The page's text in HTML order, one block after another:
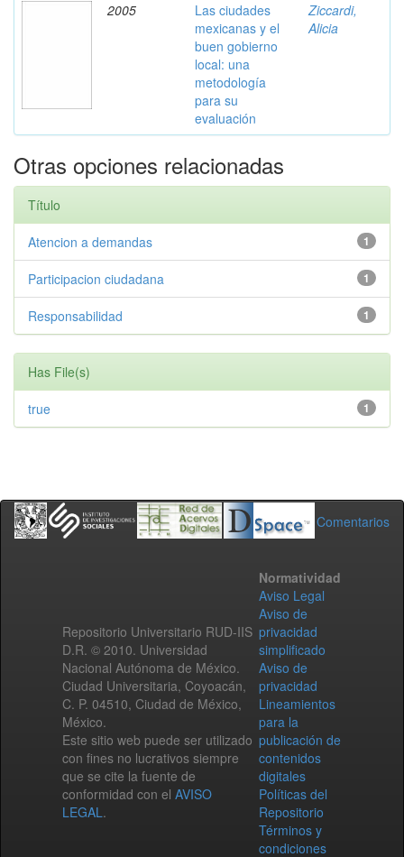
2005
Las ciudades
mexicanas y el
buen gobierno
local: una
metodología
para su
evaluación
Ziccardi,
Alicia
Otras opciones relacionadas
Título
1
Atencion a demandas
1
Participacion ciudadana
1
Responsabilidad
Has File(s)
1
true
Comentarios
Repositorio Universitario RUD-IIS
D.R. © 2010. Universidad
Nacional Autónoma de México.
Ciudad Universitaria, Coyoacán,
C. P. 04510, Ciudad de México,
México.
Este sitio web puede ser utilizado
con fines no lucrativos siempre
que se cite la fuente de
conformidad con el AVISO
LEGAL.
Normatividad
Aviso Legal
Aviso de
privacidad
simplificado
Aviso de
privacidad
Lineamientos
para la
publicación de
contenidos
digitales
Políticas del
Repositorio
Términos y
condiciones